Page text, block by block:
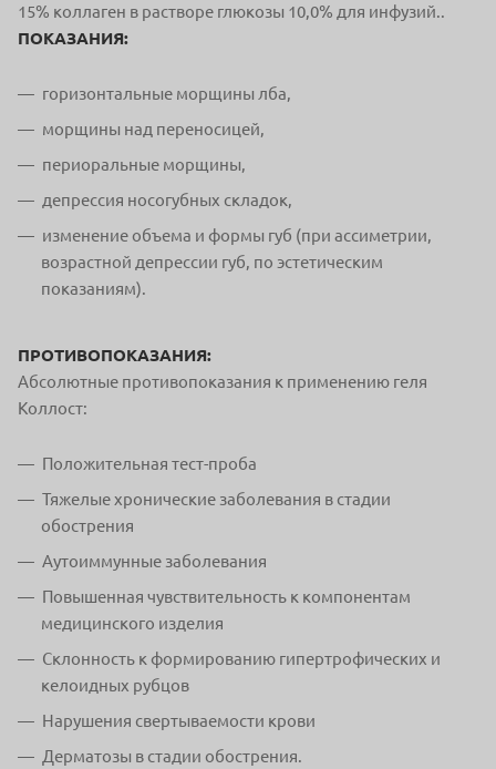
15% коллаген в растворе глюкозы 10,0% для инфузий..
ПОКАЗАНИЯ:
горизонтальные морщины лба,
морщины над переносицей,
периоральные морщины,
депрессия носогубных складок,
изменение объема и формы губ (при ассиметрии,
возрастной депрессии губ, по эстетическим
показаниям).
ПРОТИВОПОКАЗАНИЯ:
Абсолютные противопоказания к применению геля
Коллост:
Положительная тест-проба
Тяжелые хронические заболевания в стадии
обострения
Аутоиммунные заболевания
Повышенная чувствительность к компонентам
медицинского изделия
Склонность к формированию гипертрофических и
келоидных рубцов
Нарушения свертываемости крови
Дерматозы в стадии обострения.